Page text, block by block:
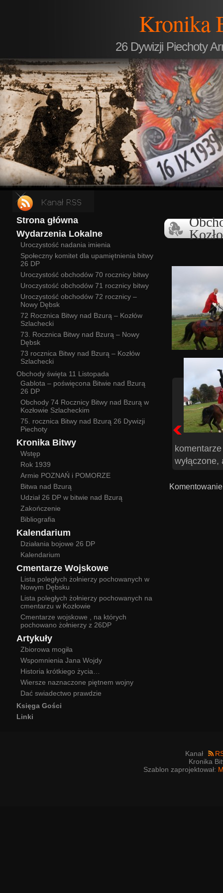
Kronika
26 Dywizji Piechoty
Strona główna
Wydarzenia Lokalne
Uroczystość nadania imienia
Społeczny komitet dla upamiętnienia bitwy
26 DP
Uroczystość obchodów 70 rocznicy bitwy
Uroczystość obchodów 71 rocznicy bitwy
Uroczystość obchodów 72 rocznicy –
Nowy Dębsk
72 Rocznica Bitwy nad Bzurą – Kozłów
Szlachecki
73. Rocznica Bitwy nad Bzurą – Nowy
Dębsk
73 rocznica Bitwy nad Bzurą – Kozłów
Szlachecki
Obchody święta 11 Listopada
Gablota – poświęcona Bitwie nad Bzurą
26 DP
Obchody 74 Rocznicy Bitwy nad Bzurą w
Kozłowie Szlacheckim
75. rocznica Bitwy nad Bzurą 26 Dywizji
Piechoty
Kronika Bitwy
Wstęp
Rok 1939
Armie POZNAŃ i POMORZE
Bitwa nad Bzurą
Udział 26 DP w bitwie nad Bzurą
Zakończenie
Bibliografia
Kalendarium
Działania bojowe 26 DP
Kalendarium
Cmentarze Wojskowe
Lista poległych żołnierzy pochowanych w
Nowym Dębsku
Lista poległych żołnierzy pochowanych na
cmentarzu w Kozłowie
Cmentarze wojskowe , na których
pochowano żołnierzy z 26DP
Artykuły
Zbiorowa mogiła
Wspomnienia Jana Wojdy
Historia krótkiego życia…
Wiersze naznaczone piętnem wojny
Dać swiadectwo prawdzie
Księga Gości
Linki
wyłączone,
Kanał
Kronika
Szablon zaprojektował: